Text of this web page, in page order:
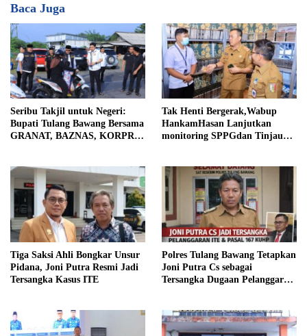
Baca Juga
Seribu Takjil untuk Negeri:
Bupati Tulang Bawang Bersama
GRANAT, BAZNAS, KORPRI
Tak Henti Bergerak,Wabup
HankamHasan Lanjutkan
monitoring SPPGdan Tinjau
Hankam
Tiga Saksi Ahli Bongkar Unsur
Pidana, Joni Putra Resmi Jadi
Tersangka Kasus ITE
Polres Tulang Bawang Tetapkan
Joni Putra Cs sebagai
Tersangka Dugaan Pelanggaran